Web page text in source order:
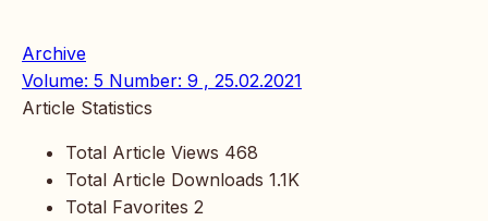
Archive
Volume: 5 Number: 9 , 25.02.2021
Article Statistics
Total Article Views 468
Total Article Downloads 1.1K
Total Favorites 2